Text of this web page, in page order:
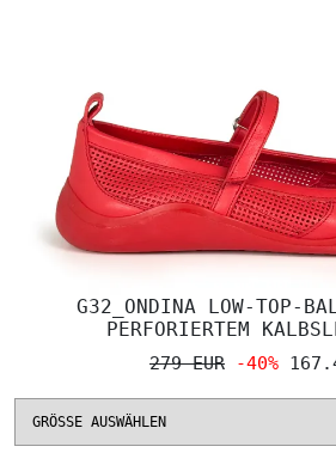
G32_ONDINA LOW-TOP-
PERFORIERTEM
279 EUR -40%